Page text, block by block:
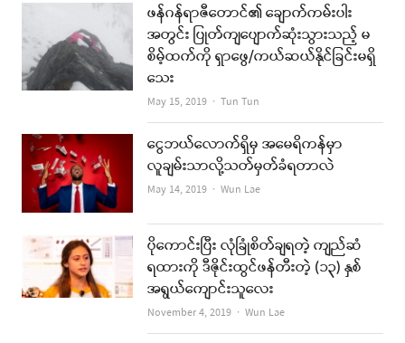
ဖန်ဂန်ရာဇီတောင်၏ ချောက်ကမ်းပါး
အတွင်း ပြုတ်ကျပျောက်ဆုံးသွားသည့် မ
စိမ့်ထက်ကို ရှာဖွေ/ကယ်ဆယ်နိုင်ခြင်းမရှိ
သေး
May 15, 2019 Author
Tun Tun
ငွေဘယ်လောက်ရှိမှ အမေရိကန်မှာ
လူချမ်းသာလို့သတ်မှတ်ခံရတာလဲ
May 14, 2019 Author
Wun Lae
ပိုကောင်းပြီး လုံခြုံစိတ်ချရတဲ့ ကျည်ဆံ
ရထားကို ဒီဇိုင်းထွင်ဖန်တီးတဲ့ (၁၃) နှစ်
အရွယ်ကျောင်းသူလေး
November 4, 2019 Author
Wun Lae